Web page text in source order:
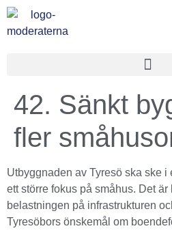
42. Sänkt
fler
Utbyggnaden av Tyresö ska ske i
ett större fokus på småhus. Det
belastningen på infrastrukturen
Tyresöbors önskemål om